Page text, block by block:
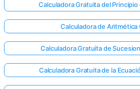
no
su
Calculadora Gratuita del
Calculadora de Aritmética
Calculadora Gratuita de
Calculadora Gratuita de la